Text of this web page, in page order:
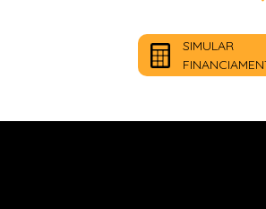
SIMULAR